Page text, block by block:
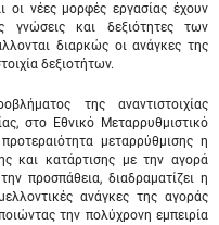
οι νέες μορφές εργασίας έχουν
γνώσεις και δεξιότητες των
διαρκώς οι ανάγκες της
δεξιοτήτων.
της αναντιστοιχίας
στο Εθνικό Μεταρρυθμιστικό
μεταρρύθμισης η
και κατάρτισης με την αγορά
προσπάθεια, διαδραματίζει η
ανάγκες της αγοράς
την πολύχρονη εμπειρία